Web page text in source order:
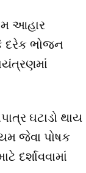
આહાર
દરેક ભોજન
ઘટાડો થાય
જેવા પોષક
દર્શાવવામાં